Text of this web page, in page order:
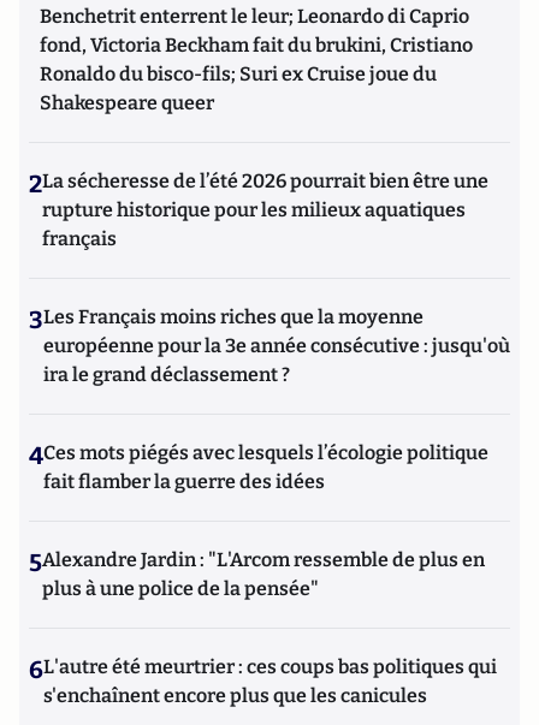
Benchetrit enterrent le leur; Leonardo di Caprio
fond, Victoria Beckham fait du brukini, Cristiano
Ronaldo du bisco-fils; Suri ex Cruise joue du
Shakespeare queer
2La sécheresse de l’été 2026 pourrait bien être une
rupture historique pour les milieux aquatiques
français
3Les Français moins riches que la moyenne
européenne pour la 3e année consécutive : jusqu'où
ira le grand déclassement ?
4Ces mots piégés avec lesquels l’écologie politique
fait flamber la guerre des idées
5Alexandre Jardin : "L'Arcom ressemble de plus en
plus à une police de la pensée"
6L'autre été meurtrier : ces coups bas politiques qui
s'enchaînent encore plus que les canicules